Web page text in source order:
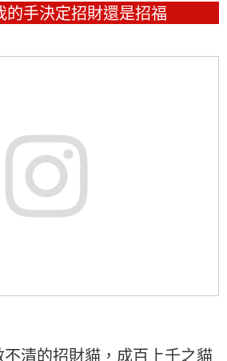
的手決定招財還是招福
清的招財貓，成百上千之貓